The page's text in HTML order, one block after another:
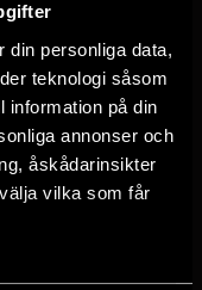
din personliga data,
teknologi såsom
information på din
annonser och
åskådarinsikter
vilka som får
F&F:s
klicka på